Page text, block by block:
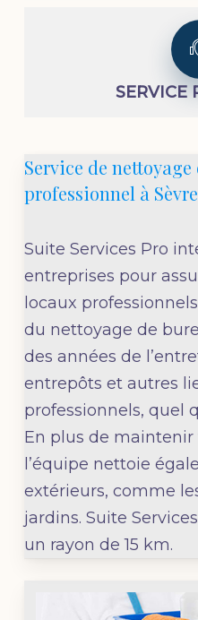
SERVICE
Service de nettoyage
professionnel à
Suite Services Pro
entreprises pour
locaux
du nettoyage de
des années de
entrepôts et autres
professionnels, quel
En plus de maintenir
l’équipe nettoie
extérieurs, comme
jardins. Suite
un rayon de 15 km.